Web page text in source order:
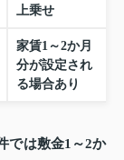
上乗せ
家賃1～2か月
分が設定され
る場合あり
では敷金1～2か